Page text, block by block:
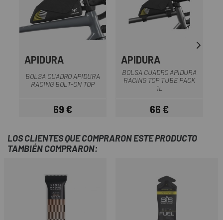
APIDURA
BOLSA CUADRO APIDURA
RACING BOLT-ON TOP
Precio
69 €
APIDURA
BOLSA CUADRO APIDURA
RACING TOP TUBE PACK
1L
Precio
66 €
LOS CLIENTES QUE COMPRARON ESTE PRODUCTO
TAMBIÉN COMPRARON: